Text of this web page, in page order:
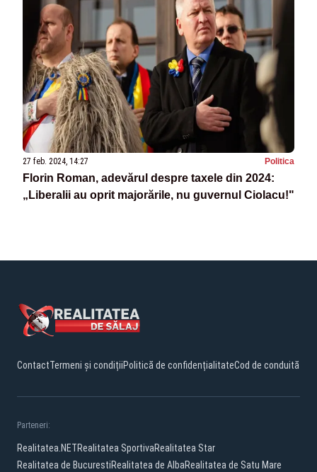
27 feb. 2024, 14:27 Politica
Florin Roman, adevărul despre taxele din 2024:
„Liberalii au oprit majorările, nu guvernul Ciolacu!"
ContactTermeni și condițiiPolitică de confidențialitateCod de conduită
Parteneri:
Realitatea.NETRealitatea SportivaRealitatea Star
Realitatea de BucurestiRealitatea de AlbaRealitatea de Satu Mare